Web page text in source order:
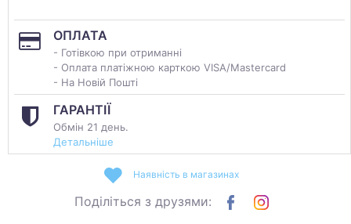
ОПЛАТА
- Готівкою при отриманні
- Оплата платіжною карткою VISA/Mastercard
- На Новій Пошті
ГАРАНТІЇ
Обмін 21 день.
Детальніше
Наявність в магазинах
Поділіться з друзями: